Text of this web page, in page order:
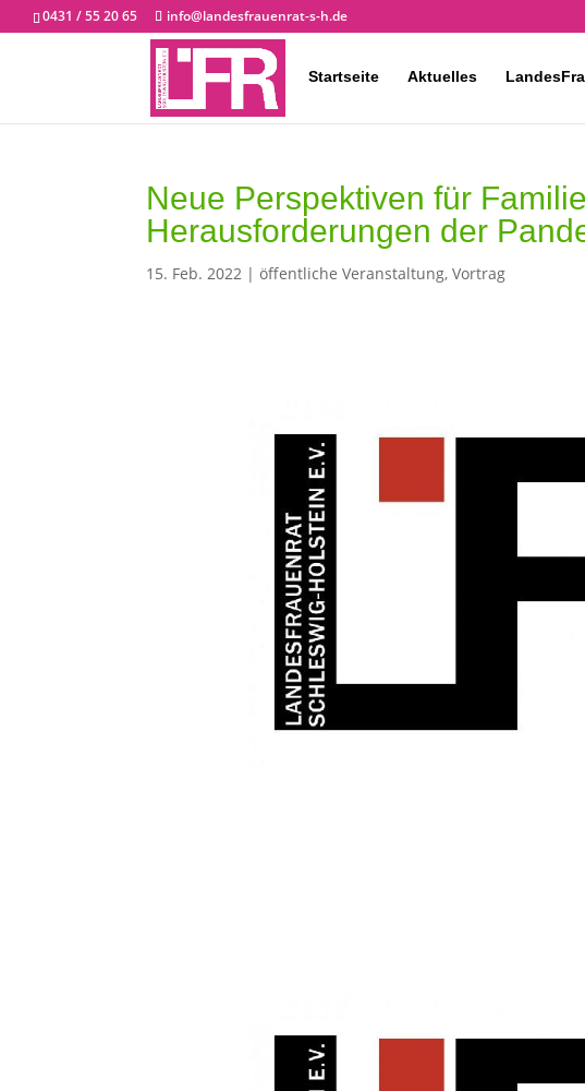
0431 / 55 20 65 info@landesfrauenrat-s-h.de
Startseite Aktuelles
Neue Perspektiven für
Herausforderungen der
15. Feb. 2022 |öffentliche Veranstaltung,Vortrag